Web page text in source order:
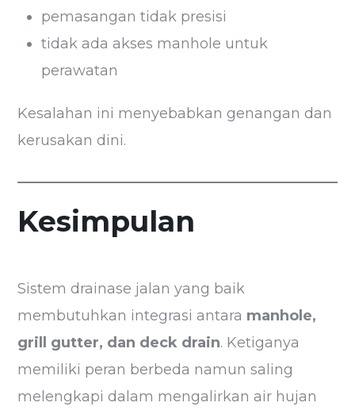
pemasangan tidak presisi
tidak ada akses manhole untuk
perawatan
Kesalahan ini menyebabkan genangan dan
kerusakan dini.
Kesimpulan
Sistem drainase jalan yang baik
membutuhkan integrasi antara manhole,
grill gutter, dan deck drain. Ketiganya
memiliki peran berbeda namun saling
melengkapi dalam mengalirkan air hujan